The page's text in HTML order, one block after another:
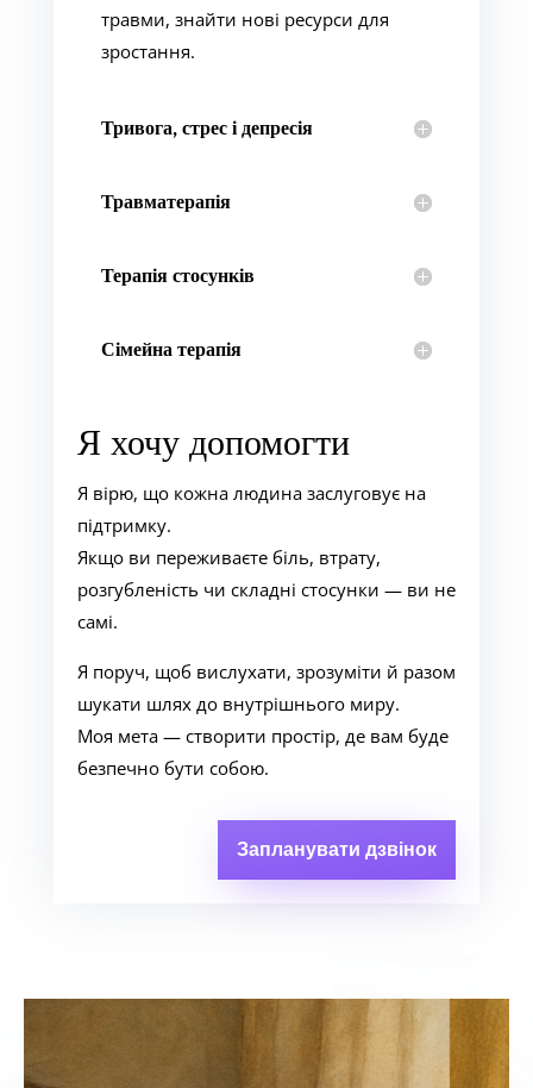
травми, знайти нові ресурси для
зростання.
Тривога, стрес і депресія
Травматерапія
Терапія стосунків
Сімейна терапія
Я хочу допомогти
Я вірю, що кожна людина заслуговує на
підтримку.
Якщо ви переживаєте біль, втрату,
розгубленість чи складні стосунки — ви не
самі.
Я поруч, щоб вислухати, зрозуміти й разом
шукати шлях до внутрішнього миру.
Моя мета — створити простір, де вам буде
безпечно бути собою.
Запланувати дзвінок